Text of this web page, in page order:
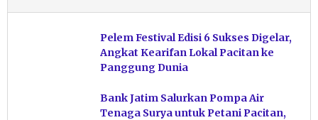
Pelem Festival Edisi 6 Sukses Digelar,
Angkat Kearifan Lokal Pacitan ke
Panggung Dunia
Bank Jatim Salurkan Pompa Air
Tenaga Surya untuk Petani Pacitan,